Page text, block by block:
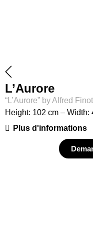
L’Aurore
“L’Aurore” by Alfred
Height: 102 cm – Width:
Plus d'informations